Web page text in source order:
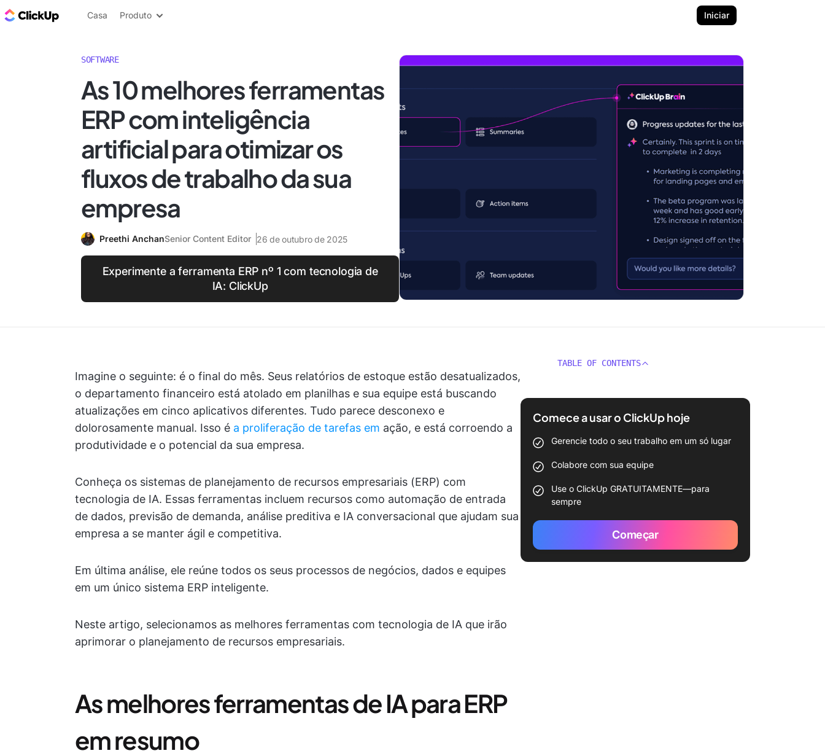
ClickUp Blogue
Casa Produto Iniciar
SOFTWARE
As 10 melhores ferramentas
ERP com inteligência
artificial para otimizar os
fluxos de trabalho da sua
empresa
Preethi AnchanSenior Content Editor 26 de outubro de 2025
Experimente a ferramenta ERP nº 1 com tecnologia de
IA: ClickUp
Imagine o seguinte: é o final do mês. Seus relatórios de estoque estão desatualizados,
o departamento financeiro está atolado em planilhas e sua equipe está buscando
atualizações em cinco aplicativos diferentes. Tudo parece desconexo e
dolorosamente manual. Isso é a proliferação de tarefas em ação, e está corroendo a
produtividade e o potencial da sua empresa.
Conheça os sistemas de planejamento de recursos empresariais (ERP) com
tecnologia de IA. Essas ferramentas incluem recursos como automação de entrada
de dados, previsão de demanda, análise preditiva e IA conversacional que ajudam sua
empresa a se manter ágil e competitiva.
Em última análise, ele reúne todos os seus processos de negócios, dados e equipes
em um único sistema ERP inteligente.
Neste artigo, selecionamos as melhores ferramentas com tecnologia de IA que irão
aprimorar o planejamento de recursos empresariais.
As melhores ferramentas de IA para ERP
em resumo
TABLE OF CONTENTS
Comece a usar o ClickUp hoje
Gerencie todo o seu trabalho em um só lugar
Colabore com sua equipe
Use o ClickUp GRATUITAMENTE—para
sempre
Começar